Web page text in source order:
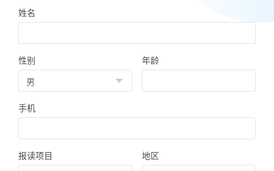
姓名
性别 年龄
手机
报读项目 地区